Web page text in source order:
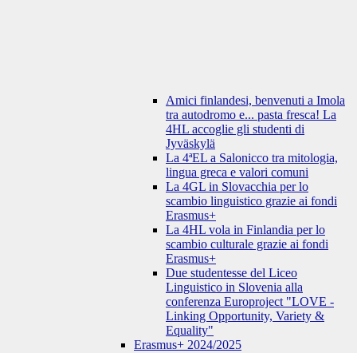
Amici finlandesi, benvenuti a Imola
tra autodromo e... pasta fresca! La
4HL accoglie gli studenti di
Jyväskylä
La 4ªEL a Salonicco tra mitologia,
lingua greca e valori comuni
La 4GL in Slovacchia per lo
scambio linguistico grazie ai fondi
Erasmus+
La 4HL vola in Finlandia per lo
scambio culturale grazie ai fondi
Erasmus+
Due studentesse del Liceo
Linguistico in Slovenia alla
conferenza Europroject "LOVE -
Linking Opportunity, Variety &
Equality"
Erasmus+ 2024/2025